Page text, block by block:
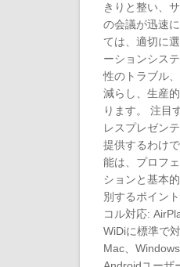
きりと整い、
の会議が迅速
ては、適切に
ーションシス
性のトラブル
減らし、生産
ります。 注目
レスプレゼン
提供するわけ
能は、プロフ
ションと基本
別するポイン
コル対応:
WiDiに標準で
Mac、